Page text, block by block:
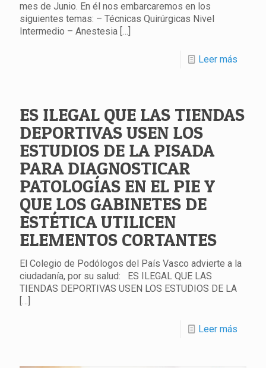
mes de Junio. En él nos embarcaremos en los
siguientes temas: – Técnicas Quirúrgicas Nivel
Intermedio – Anestesia […]
Leer más
ES ILEGAL QUE LAS TIENDAS
DEPORTIVAS USEN LOS
ESTUDIOS DE LA PISADA
PARA DIAGNOSTICAR
PATOLOGÍAS EN EL PIE Y
QUE LOS GABINETES DE
ESTÉTICA UTILICEN
ELEMENTOS CORTANTES
El Colegio de Podólogos del País Vasco advierte a la
ciudadanía, por su salud: ES ILEGAL QUE LAS
TIENDAS DEPORTIVAS USEN LOS ESTUDIOS DE LA
[…]
Leer más